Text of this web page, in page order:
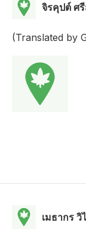
จิรคุปต์ ศ
(Translated by
เมธากร